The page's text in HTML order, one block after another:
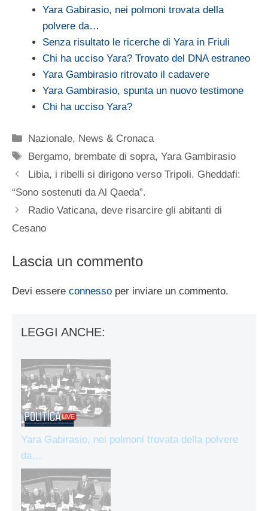
Yara Gabirasio, nei polmoni trovata della
polvere da…
Senza risultato le ricerche di Yara in Friuli
Chi ha ucciso Yara? Trovato del DNA estraneo
Yara Gambirasio ritrovato il cadavere
Yara Gambirasio, spunta un nuovo testimone
Chi ha ucciso Yara?
Categorie
Nazionale, News & Cronaca
Tag
Bergamo, brembate di sopra,Yara Gambirasio
Libia, i ribelli si dirigono verso Tripoli. Gheddafi:
“Sono sostenuti da Al Qaeda”.
Radio Vaticana, deve risarcire gli abitanti di
Cesano
Lascia un commento
Devi essere connesso per inviare un commento.
LEGGI ANCHE:
Yara Gabirasio, nei polmoni trovata della polvere
da…